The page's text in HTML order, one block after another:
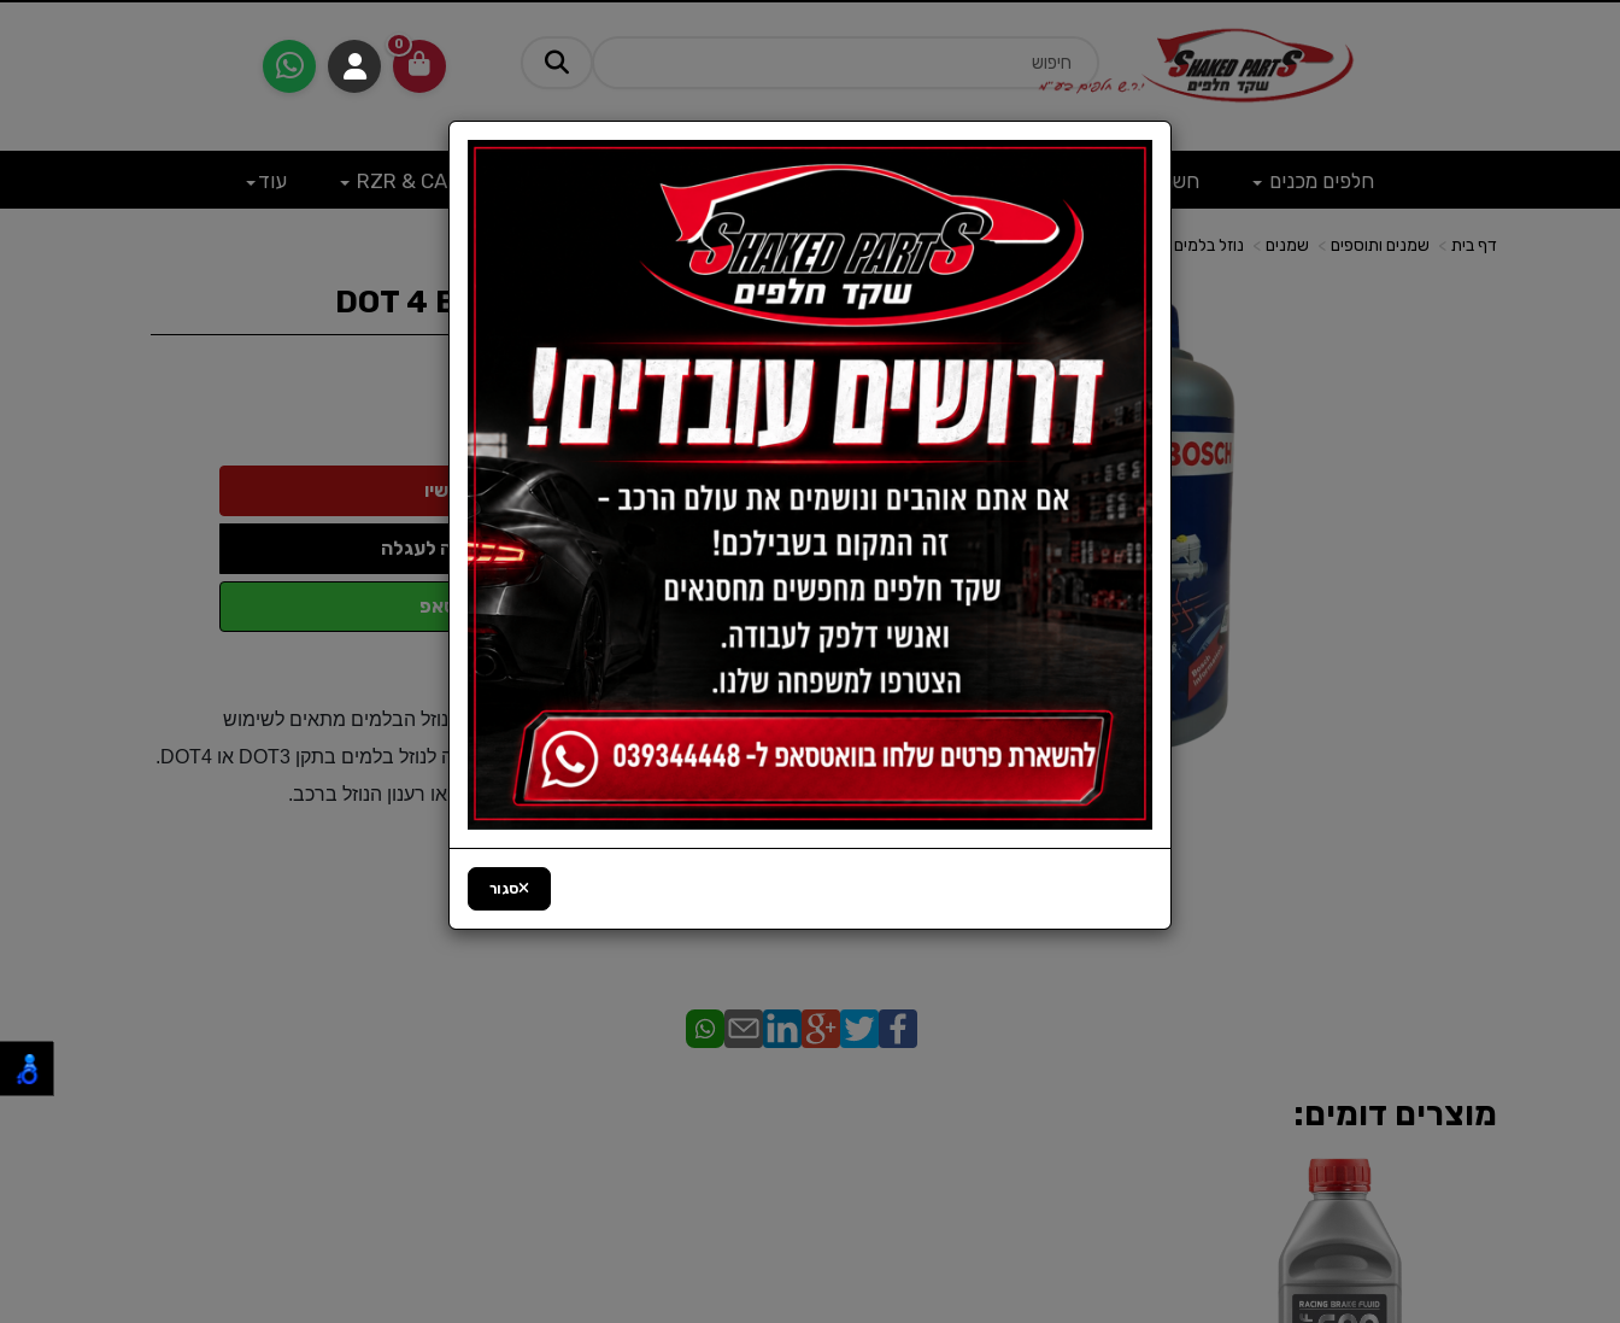
0
חלפים מכנים חשמל ציוד, אביזרים ומוצרים לרכב עוד
דף בית שמנים ותוספים שמנים נוזל בלמים
שמן בלמים איכותי DOT 4 BOSCH
מק"ט :10000050
מחיר:
₪ 38
מחיר מבצע: 30
הוספה לעגלה
ווטסאפ
תיאור:
נוזל בלמים איכותי DOT4 מבית BOSCH . נוזל הבלמים מתאים לשימוש
במערכות בלימה סטנדרטיות בהן יש דרישה לנוזל בלמים בתקן DOT3 או DOT4.
בידקו בספר הרכב מידע לגבי זמני החלפה או רענון הנוזל ברכב.
מותאם במיוחד לרכבים עם מערכת ABS
מוצרים דומים:
סגור